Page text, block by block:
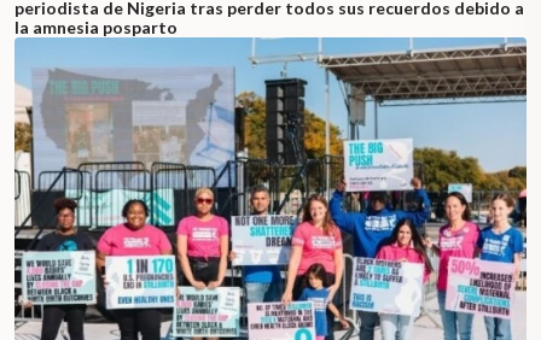
periodista de Nigeria tras perder todos sus recuerdos debido a
la amnesia posparto